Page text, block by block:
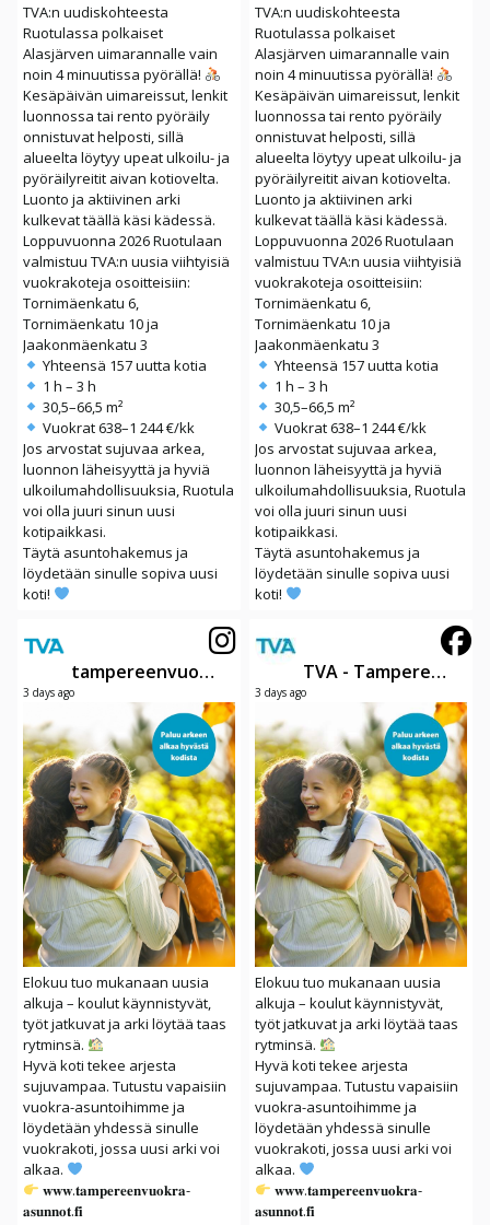
TVA:n uudiskohteesta
Ruotulassa polkaiset
Alasjärven uimarannalle vain
noin 4 minuutissa pyörällä!
Kesäpäivän uimareissut, lenkit
luonnossa tai rento pyöräily
onnistuvat helposti, sillä
alueelta löytyy upeat ulkoilu- ja
pyöräilyreitit aivan kotiovelta.
Luonto ja aktiivinen arki
kulkevat täällä käsi kädessä.
Loppuvuonna 2026 Ruotulaan
valmistuu TVA:n uusia viihtyisiä
vuokrakoteja osoitteisiin:
Tornimäenkatu 6,
Tornimäenkatu 10 ja
Jaakonmäenkatu 3
Yhteensä 157 uutta kotia
1 h – 3 h
30,5–66,5 m²
Vuokrat 638–1 244 €/kk
Jos arvostat sujuvaa arkea,
luonnon läheisyyttä ja hyviä
ulkoilumahdollisuuksia, Ruotula
voi olla juuri sinun uusi
kotipaikkasi.
Täytä asuntohakemus ja
löydetään sinulle sopiva uusi
koti!
tampereenvuokraasunnot
3 days ago
Elokuu tuo mukanaan uusia
alkuja – koulut käynnistyvät,
työt jatkuvat ja arki löytää taas
rytminsä.
Hyvä koti tekee arjesta
sujuvampaa. Tutustu vapaisiin
vuokra-asuntoihimme ja
löydetään yhdessä sinulle
vuokrakoti, jossa uusi arki voi
alkaa.
𝐰𝐰𝐰.𝐭𝐚𝐦𝐩𝐞𝐫𝐞𝐞𝐧𝐯𝐮𝐨𝐤𝐫𝐚-
𝐚𝐬𝐮𝐧𝐧𝐨𝐭.𝐟𝐢
TVA:n uudiskohteesta
Ruotulassa polkaiset
Alasjärven uimarannalle vain
noin 4 minuutissa pyörällä!
Kesäpäivän uimareissut, lenkit
luonnossa tai rento pyöräily
onnistuvat helposti, sillä
alueelta löytyy upeat ulkoilu- ja
pyöräilyreitit aivan kotiovelta.
Luonto ja aktiivinen arki
kulkevat täällä käsi kädessä.
Loppuvuonna 2026 Ruotulaan
valmistuu TVA:n uusia viihtyisiä
vuokrakoteja osoitteisiin:
Tornimäenkatu 6,
Tornimäenkatu 10 ja
Jaakonmäenkatu 3
Yhteensä 157 uutta kotia
1 h – 3 h
30,5–66,5 m²
Vuokrat 638–1 244 €/kk
Jos arvostat sujuvaa arkea,
luonnon läheisyyttä ja hyviä
ulkoilumahdollisuuksia, Ruotula
voi olla juuri sinun uusi
kotipaikkasi.
Täytä asuntohakemus ja
löydetään sinulle sopiva uusi
koti!
TVA - Tampereen Vuokra-asunnot Oy
3 days ago
Elokuu tuo mukanaan uusia
alkuja – koulut käynnistyvät,
työt jatkuvat ja arki löytää taas
rytminsä.
Hyvä koti tekee arjesta
sujuvampaa. Tutustu vapaisiin
vuokra-asuntoihimme ja
löydetään yhdessä sinulle
vuokrakoti, jossa uusi arki voi
alkaa.
𝐰𝐰𝐰.𝐭𝐚𝐦𝐩𝐞𝐫𝐞𝐞𝐧𝐯𝐮𝐨𝐤𝐫𝐚-
𝐚𝐬𝐮𝐧𝐧𝐨𝐭.𝐟𝐢